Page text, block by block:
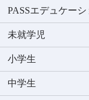
PASSエデュケー
未就学児
小学生
中学生